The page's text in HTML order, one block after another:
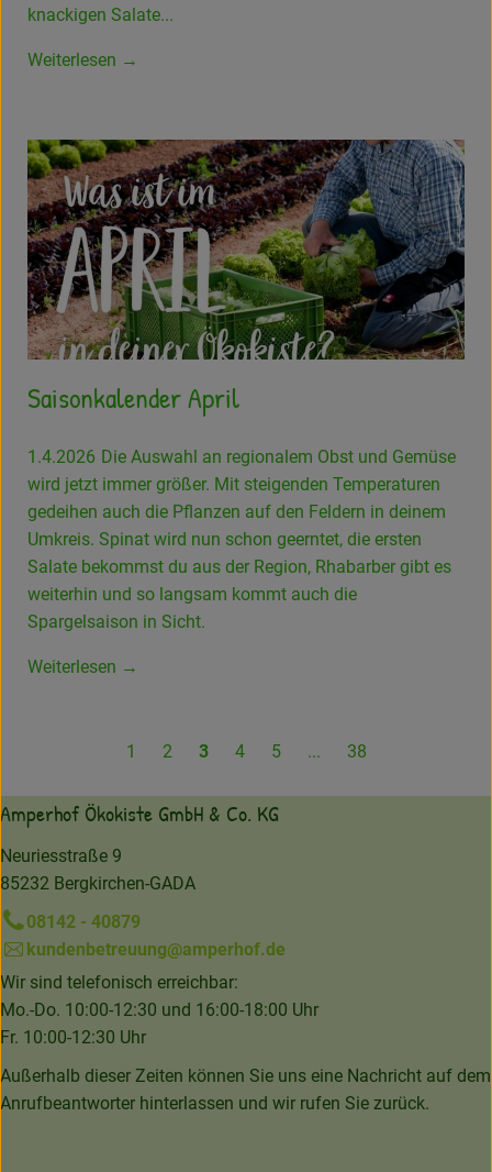
knackigen Salate...
Weiterlesen →
Saisonkalender April
1.4.2026 Die Auswahl an regionalem Obst und Gemüse
wird jetzt immer größer. Mit steigenden Temperaturen
gedeihen auch die Pflanzen auf den Feldern in deinem
Umkreis. Spinat wird nun schon geerntet, die ersten
Salate bekommst du aus der Region, Rhabarber gibt es
weiterhin und so langsam kommt auch die
Spargelsaison in Sicht.
Weiterlesen →
1 2 3 4 5 ... 38
Amperhof Ökokiste GmbH & Co. KG
Neuriesstraße 9
85232 Bergkirchen-GADA
08142 - 40879
kundenbetreuung@amperhof.de
Wir sind telefonisch erreichbar:
Mo.-Do. 10:00-12:30 und 16:00-18:00 Uhr
Fr. 10:00-12:30 Uhr
Außerhalb dieser Zeiten können Sie uns eine Nachricht auf dem
Anrufbeantworter hinterlassen und wir rufen Sie zurück.